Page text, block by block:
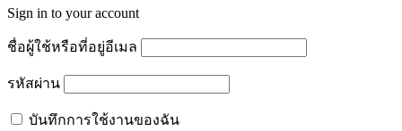
Sign in to your account
ชื่อผู้ใช้หรือที่อยู่อีเมล
รหัสผ่าน
บันทึกการใช้งานของฉัน